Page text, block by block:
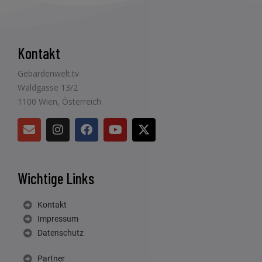
Kontakt
Gebärdenwelt.tv
Waldgasse 13/2
1100 Wien, Österreich
Wichtige Links
Kontakt
Impressum
Datenschutz
Partner